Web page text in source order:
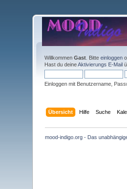
WillkommenGast . Bitteeinloggen
Hast du deineAktivierungs E-Mail
Einloggen mit Benutzername,
Übersicht Hilfe Suche
mood-indigo.org - Das